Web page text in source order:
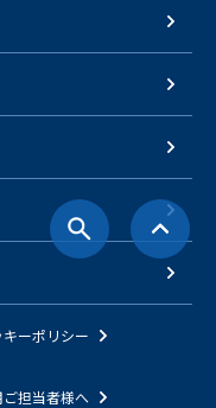
キーポリシー
ご担当者様へ